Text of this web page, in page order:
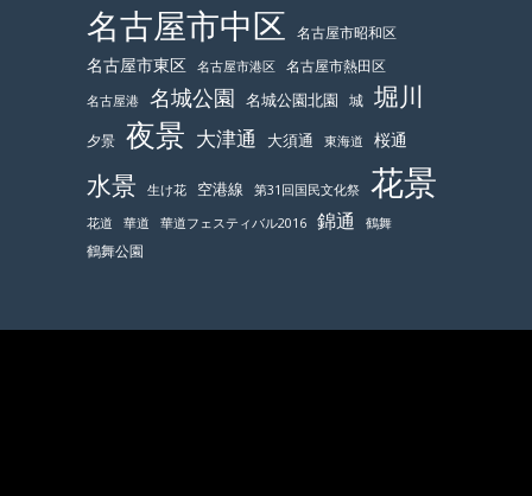
名古屋市中区 名古屋市昭和区
名古屋市東区 名古屋市港区 名古屋市熱田区
名古屋港 名城公園 名城公園北園 城 堀川
夕景 夜景 大津通 大須通 東海道 桜通
水景 生け花 空港線 第31回国民文化祭 花景
花道 華道 華道フェスティバル2016 錦通 鶴舞
鶴舞公園